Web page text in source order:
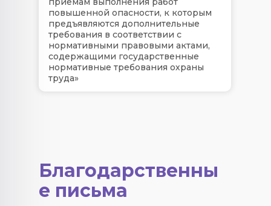
повышенной опасности, к которым
предъявляются дополнительные
требования в соответствии с
нормативными правовыми актами,
содержащими государственные
нормативные требования охраны
труда»
Благодарственны
е письма